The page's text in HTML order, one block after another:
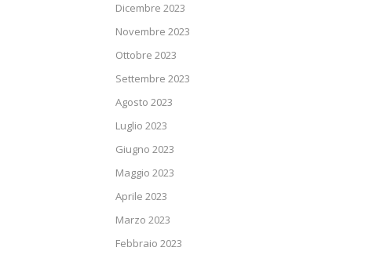
Dicembre 2023
Novembre 2023
Ottobre 2023
Settembre 2023
Agosto 2023
Luglio 2023
Giugno 2023
Maggio 2023
Aprile 2023
Marzo 2023
Febbraio 2023